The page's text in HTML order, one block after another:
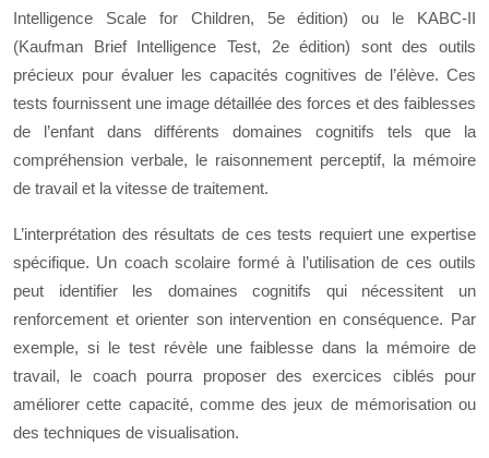
Intelligence Scale for Children, 5e édition) ou le KABC-II
(Kaufman Brief Intelligence Test, 2e édition) sont des outils
précieux pour évaluer les capacités cognitives de l’élève. Ces
tests fournissent une image détaillée des forces et des faiblesses
de l’enfant dans différents domaines cognitifs tels que la
compréhension verbale, le raisonnement perceptif, la mémoire
de travail et la vitesse de traitement.
L’interprétation des résultats de ces tests requiert une expertise
spécifique. Un coach scolaire formé à l’utilisation de ces outils
peut identifier les domaines cognitifs qui nécessitent un
renforcement et orienter son intervention en conséquence. Par
exemple, si le test révèle une faiblesse dans la mémoire de
travail, le coach pourra proposer des exercices ciblés pour
améliorer cette capacité, comme des jeux de mémorisation ou
des techniques de visualisation.